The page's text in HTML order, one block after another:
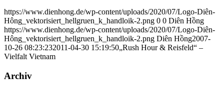
https://www.dienhong.de/wp-content/uploads/2020/07/Logo-Diên-
Hông_vektorisiert_hellgruen_k_handloik-2.png 0 0 Diên Hồng
https://www.dienhong.de/wp-content/uploads/2020/07/Logo-Diên-
Hông_vektorisiert_hellgruen_k_handloik-2.png Diên Hồng2007-
10-26 08:23:232011-04-30 15:19:50„Rush Hour & Reisfeld“ –
Vielfalt Vietnam
Archiv